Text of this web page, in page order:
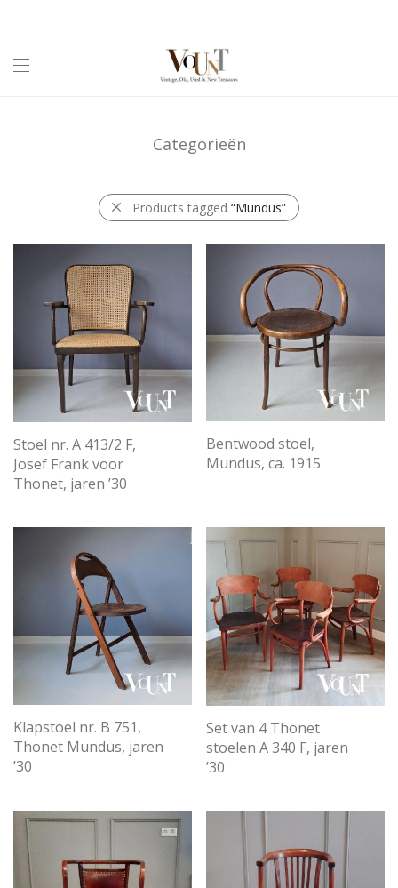
Categorieën
Products tagged “Mundus”
Stoel nr. A 413/2 F,
Josef Frank voor
Thonet, jaren ’30
Bentwood stoel,
Mundus, ca. 1915
Klapstoel nr. B 751,
Thonet Mundus, jaren
’30
Set van 4 Thonet
stoelen A 340 F, jaren
’30